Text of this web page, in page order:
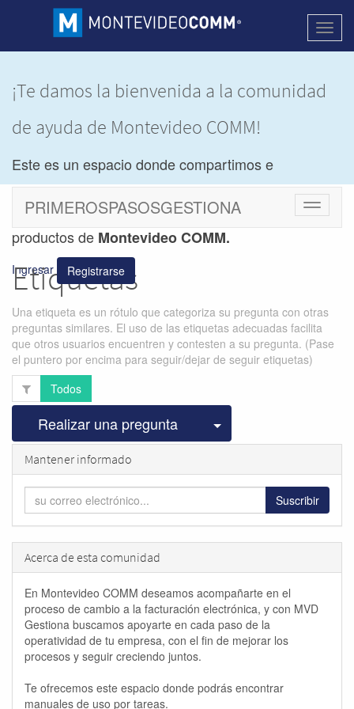
¡Te damos la bienvenida a la comunidad
de ayuda de Montevideo COMM!
Este es un espacio donde compartimos e
intercambiamos dudas y soluciones de los
productos de Montevideo COMM.
Ingresar Registrarse
Cambiar
PRIMEROSPASOSGESTIONA
Etiquetas
Una etiqueta es un rótulo que categoriza su pregunta con otras
preguntas similares. El uso de las etiquetas adecuadas facilita
que otros usuarios encuentren y contesten a su pregunta. (Pase
el puntero por encima para seguir/dejar de seguir etiquetas)
Todos
Realizar una pregunta Seleccionar
Mantener informado
Suscribir
Acerca de esta comunidad
En Montevideo COMM deseamos acompañarte en el
proceso de cambio a la facturación electrónica, y con MVD
Gestiona buscamos apoyarte en cada paso de la
operatividad de tu empresa, con el fin de mejorar los
procesos y seguir creciendo juntos.
Te ofrecemos este espacio donde podrás encontrar
manuales de uso por tareas.